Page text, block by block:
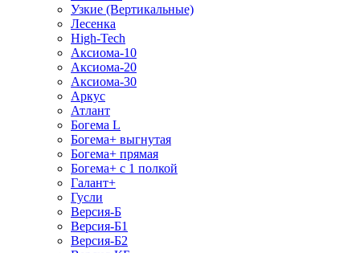
Узкие (Вертикальные)
Лесенка
High-Tech
Аксиома-10
Аксиома-20
Аксиома-30
Аркус
Атлант
Богема L
Богема+ выгнутая
Богема+ прямая
Богема+ с 1 полкой
Галант+
Гусли
Версия-Б
Версия-Б1
Версия-Б2